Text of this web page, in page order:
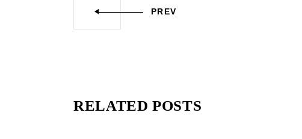
PREV
RELATED POSTS